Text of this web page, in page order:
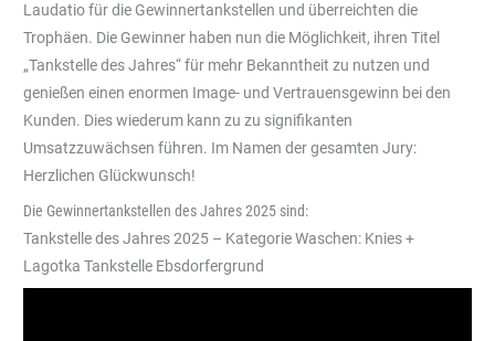
Laudatio für die Gewinnertankstellen und überreichten die
Trophäen. Die Gewinner haben nun die Möglichkeit, ihren Titel
„Tankstelle des Jahres“ für mehr Bekanntheit zu nutzen und
genießen einen enormen Image- und Vertrauensgewinn bei den
Kunden. Dies wiederum kann zu zu signifikanten
Umsatzzuwächsen führen. Im Namen der gesamten Jury:
Herzlichen Glückwunsch!
Die Gewinnertankstellen des Jahres 2025 sind:
Tankstelle des Jahres 2025 – Kategorie Waschen: Knies +
Lagotka Tankstelle Ebsdorfergrund